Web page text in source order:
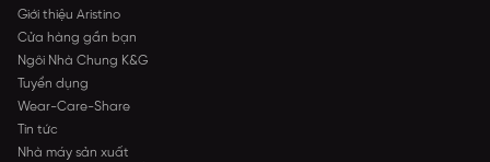
Giới thiệu Aristino
Cửa hàng gần bạn
Ngôi Nhà Chung K&G
Tuyển dụng
Wear-Care-Share
Tin tức
Nhà máy sản xuất